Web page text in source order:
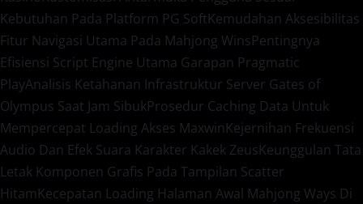
Kebutuhan Pada Platform PG SoftKemudahan Aksesibilitas
Fitur Navigasi Utama Pada Mahjong WinsPentingnya
Efisiensi Script Engine Utama Garapan Pragmatic
PlayAnalisis Ketahanan Infrastruktur Server Gates of
Olympus Saat Jam SibukProsedur Caching Data Untuk
Mempercepat Loading Akses MaxwinKejernihan Frekuensi
Audio Dan Efek Suara Karakter Kakek ZeusKeunggulan Tata
Letak Komponen Grafis Pada Tampilan Scatter
HitamKecepatan Loading Halaman Awal Mahjong Ways Di